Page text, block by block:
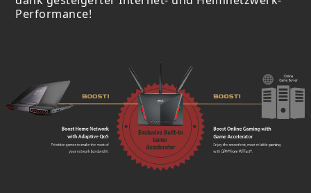
Performance!